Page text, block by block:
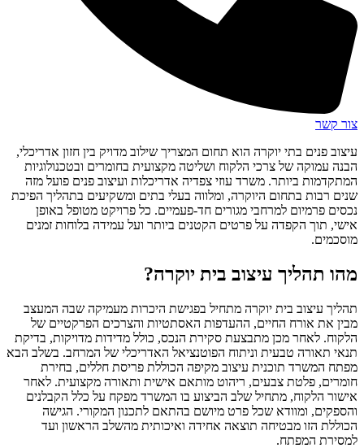
צור קשר
עיצוב פנים בתי יוקרה הוא תחום המצריך שילוב מדויק בין חזון אדריכלי,
הבנה עמוקה של צרכי הלקוח ושליטה מקצועית בחומרים ובטכנולוגיות
המתקדמות ביותר. משרד עוזי צפדיה אדריכלות ועיצוב פנים פועל מזה
שנים רבות בתחום היוקרה, ומלווה בעלי בתים ומשקיעים בתהליך הפיכת
נכסים פרמיום למרחבי מגורים חד-פעמיים. כל פרויקט מטופל באופן
אישי, תוך הקפדה על פרטים הקטנים ביותר ועל עמידה בלוחות זמנים
מוסכמים.
מהו תהליך עיצוב בית יוקרה?
תהליך עיצוב בית יוקרה מתחיל בפגישת היכרות מעמיקה שבה המעצב
מבין את אורח החיים, ההעדפות האסתטיות והצרכים הפרקטיים של
הלקוח. לאחר מכן מתבצעת סקירת הנכס, כולל מדידות מדויקות, בדיקת
תנאי תאורה טבעית וניתוח הפוטנציאל האדריכלי של המרחב. בשלב הבא
מפתח המשרד תוכנית עיצוב מקיפה הכוללת פריסת חללים, בחירת
חומרים, פלטת צבעים, ריהוט מותאם אישית ותאורה מקצועית. לאחר
אישור הלקוח, מתחיל שלב הביצוע בו המשרד מפקח על כלל הקבלנים
והספקים, ומוודא שכל פרט מיושם בהתאם לתכנון המקורי. הגישה
הכוללת הזו מבטיחה תוצאה אחידה ואיכותית מהשלב הראשון ועד
למסירת המפתח.